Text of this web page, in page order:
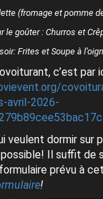
(fromage et pomme
le goûter : Churros et
Frites et Soupe à
c’est par
avril-2026-
veulent dormir sur
Il suffit de
prévu à
!